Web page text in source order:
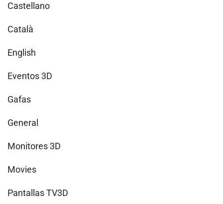
Castellano
Català
English
Eventos 3D
Gafas
General
Monitores 3D
Movies
Pantallas TV3D